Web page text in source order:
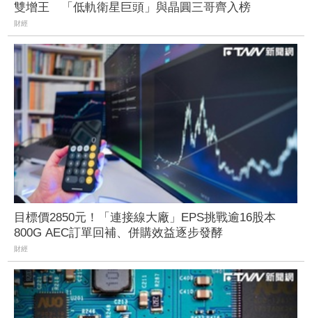
雙增王 「低軌衛星巨頭」與晶圓三哥齊入榜
財經
目標價2850元！「連接線大廠」EPS挑戰逾16股本
800G AEC訂單回補、併購效益逐步發酵
財經